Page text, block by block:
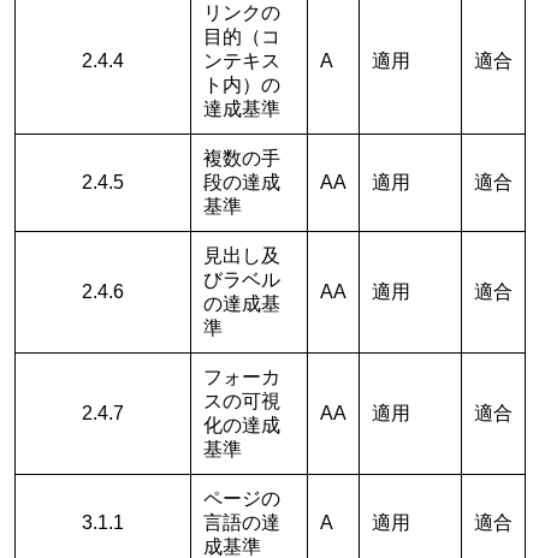
2.4.4
リンクの
目的（コ
ンテキス
ト内）の
達成基準
A 適用 適合
2.4.5
複数の手
段の達成
基準
AA 適用 適合
2.4.6
見出し及
びラベル
の達成基
準
AA 適用 適合
2.4.7
フォーカ
スの可視
化の達成
基準
AA 適用 適合
3.1.1
ページの
言語の達
成基準
A 適用 適合